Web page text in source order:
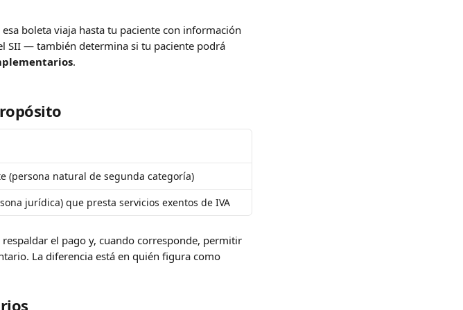
boleta viaja hasta tu paciente con información
SII — también determina si tu paciente podrá
.
(persona natural de segunda categoría)
jurídica) que presta servicios exentos de IVA
el pago y, cuando corresponde, permitir
La diferencia está en quién figura como